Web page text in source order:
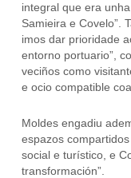
integral que era
Samieira e Covelo”.
imos dar prioridade
entorno portuario”,
veciños como
e ocio compatible
Moldes engadiu
espazos
social e turístico, e
transformación”.